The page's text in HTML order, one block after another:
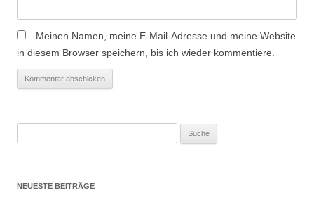
Meinen Namen, meine E-Mail-Adresse und meine Website
in diesem Browser speichern, bis ich wieder kommentiere.
NEUESTE BEITRÄGE